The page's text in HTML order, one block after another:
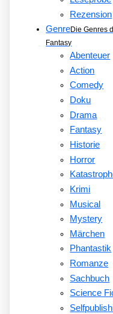
Rezension
GenreDie Genres
Fantasy
Abenteuer
Action
Comedy
Doku
Drama
Fantasy
Historie
Horror
Krimi
Musical
Mystery
Märchen
Phantastik
Romanze
Sachbuch
Science